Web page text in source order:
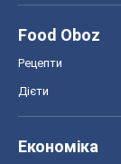
Food Oboz
Рецепти
Дієти
Економіка